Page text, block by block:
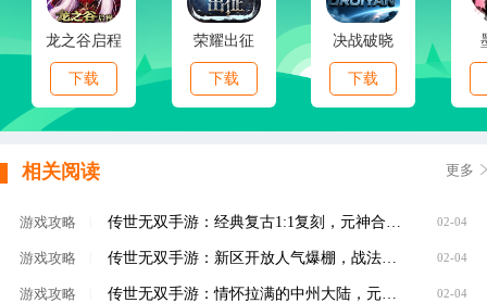
龙之谷启程
下载
荣耀出征
下载
决战破晓
下载
相关阅读 更多
游戏攻略 02-04
游戏攻略 传世无双手游：新区开放人气爆棚，战法道+元神双线养成，装备全靠打，公平对决！ 02-04
游戏攻略 ​传世无双手游：情怀拉满的中州大陆，元神合击+自由交易，散人也能玩出高战力！ 02-04